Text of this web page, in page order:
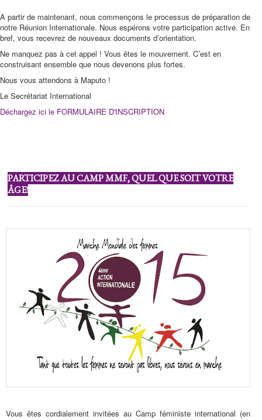
A partir de maintenant, nous commençons le processus de préparation de
notre Réunion Internationale. Nous espérons votre participation active. En
bref, vous recevrez de nouveaux documents d’orientation.
Ne manquez pas à cet appel ! Vous êtes le mouvement. C’est en
construisant ensemble que nous devenons plus fortes.
Nous vous attendons à Maputo !
Le Secrétariat International
Déchargez ici le FORMULAIRE D'INSCRIPTION
PARTICIPEZ AU CAMP MMF, QUEL QUE SOIT VOTRE
ÂGE!
Vous êtes cordialement invitées au Camp féministe international (en